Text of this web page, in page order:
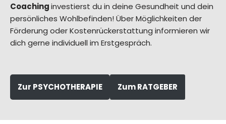
Coachinginvestierst du in deine Gesundheit und dein
persönliches Wohlbefinden! Über Möglichkeiten der
Förderung oder Kostenrückerstattung informieren wir
dich gerne individuell im Erstgespräch.
Zur PSYCHOTHERAPIE Zum RATGEBER